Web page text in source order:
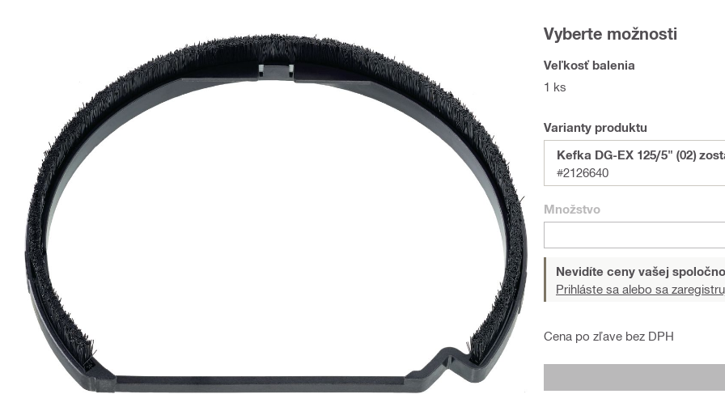
Vyberte možnosti
Veľkosť balenia
1 ks
Varianty produktu
Kefka DG-EX 125/5" (02)
#2126640
Množstvo
Nevidíte ceny vašej
Prihláste sa alebo sa
Cena po zľave bez DPH